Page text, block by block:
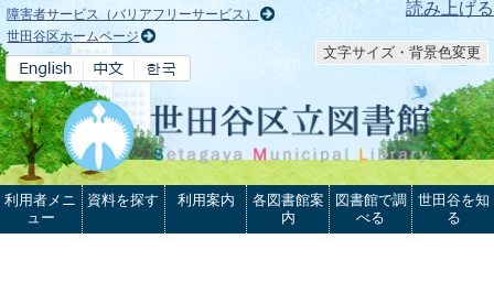
本文へ 読み上げる
障害者サービス（バリアフリーサービス）
世田谷区ホームページ
文字サイズ・背景色変更
利用者メニ
ュー
資料を探す 利用案内
各図書館案
内
図書館で調
べる
世田谷を知
る